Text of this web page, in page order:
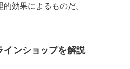
効果によるものだ。
インショップを解説